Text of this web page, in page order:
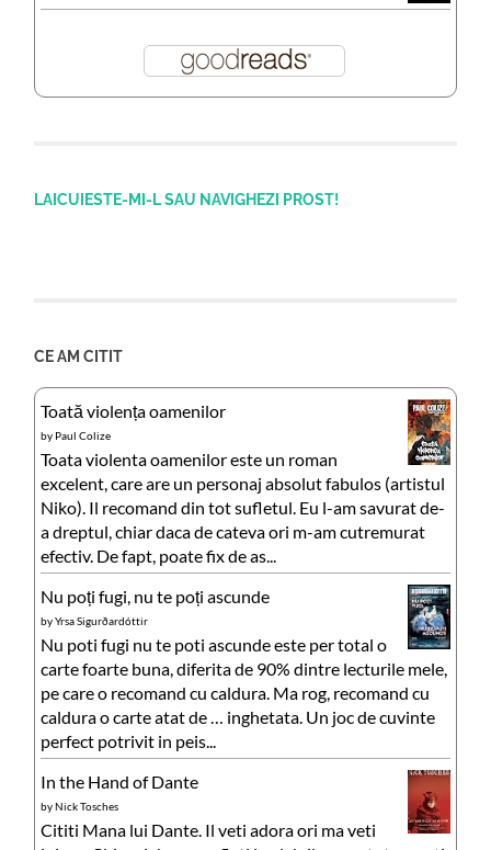
LAICUIESTE-MI-L SAU NAVIGHEZI PROST!
CE AM CITIT
Toată violența oamenilor
by Paul Colize
Toata violenta oamenilor este un roman
excelent, care are un personaj absolut fabulos (artistul
Niko). Il recomand din tot sufletul. Eu l-am savurat de-
a dreptul, chiar daca de cateva ori m-am cutremurat
efectiv. De fapt, poate fix de as...
Nu poți fugi, nu te poți ascunde
byYrsa Sigurðardóttir
Nu poti fugi nu te poti ascunde este per total o
carte foarte buna, diferita de 90% dintre lecturile mele,
pe care o recomand cu caldura. Ma rog, recomand cu
caldura o carte atat de … inghetata. Un joc de cuvinte
perfect potrivit in peis...
In the Hand of Dante
byNick Tosches
Cititi Mana lui Dante. Il veti adora ori ma veti